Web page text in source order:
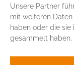
Unsere Partner
mit weiteren
haben oder die sie
gesammelt haben.